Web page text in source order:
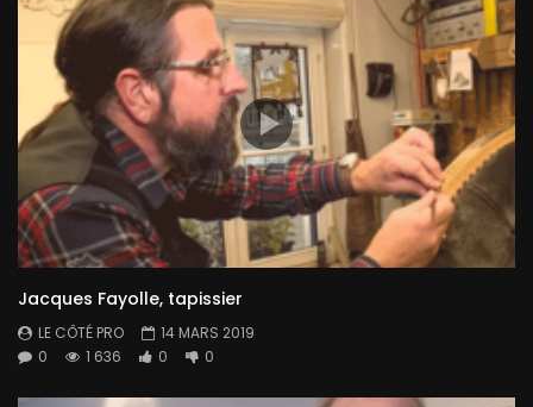
Jacques Fayolle, tapissier
LE CÔTÉ PRO
14 MARS 2019
0
1 636 0 0